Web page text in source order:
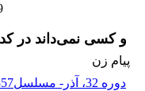
و کسی نمی‌داند در
پیام زن
دوره 32، آذر- مسلسل357 سال 1402